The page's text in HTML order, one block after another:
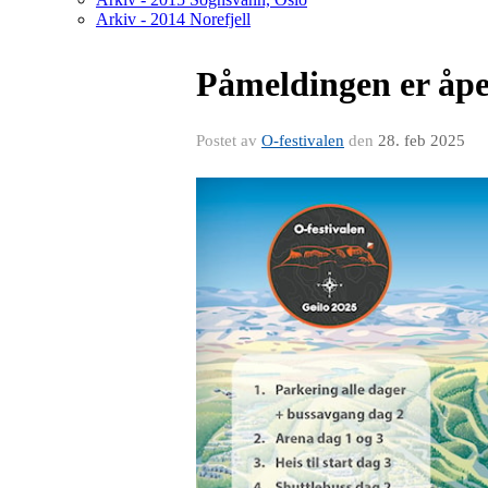
Arkiv - 2014 Norefjell
Påmeldingen er
Postet av O-festivalen den 28. feb 2025